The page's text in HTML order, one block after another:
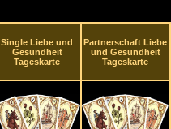
Single Liebe und
Gesundheit
Tageskarte
Partnerschaft Liebe
und Gesundheit
Tageskarte